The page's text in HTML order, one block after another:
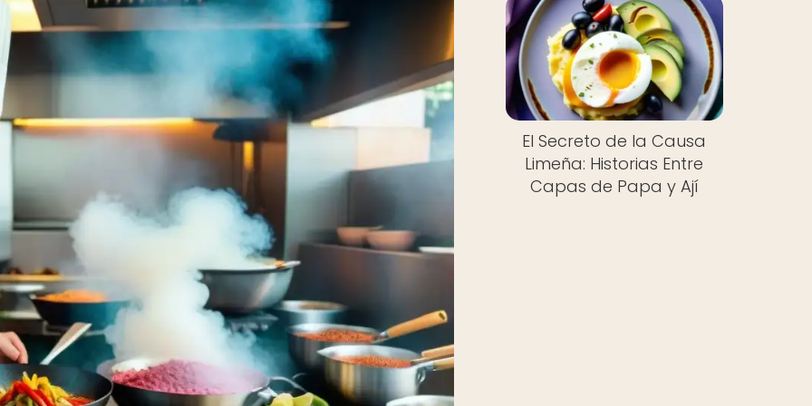
El Secreto de la Causa
Limeña: Historias Entre
Capas de Papa y Ají